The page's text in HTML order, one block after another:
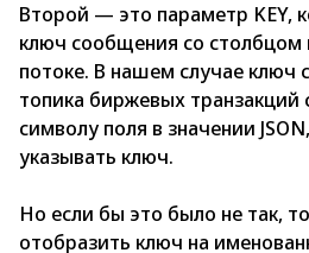
Второй — это параметр KEY,
ключ сообщения со столбцом
потоке. В нашем случае ключ
топика биржевых транзакций
символу поля в значении
указывать ключ.
Но если бы это было не так,
отобразить ключ на